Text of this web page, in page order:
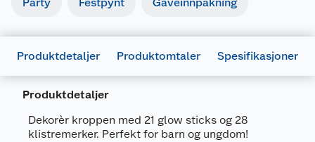
Produktdetaljer Produktomtaler Spesifikasjoner
Produktdetaljer
Dekorèr kroppen med 21 glow sticks og 28
klistremerker. Perfekt for barn og ungdom!